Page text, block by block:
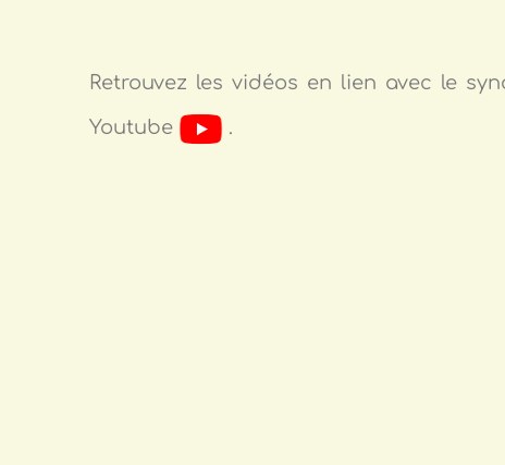
Retrouvez les vidéos en lien avec le
Youtube .